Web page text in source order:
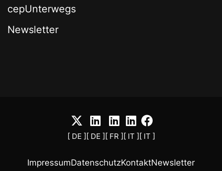
cepUnterwegs
Newsletter
[ DE ] [ DE ] [ FR ] [ IT ] [ IT ]
ImpressumDatenschutzKontaktNewsletter